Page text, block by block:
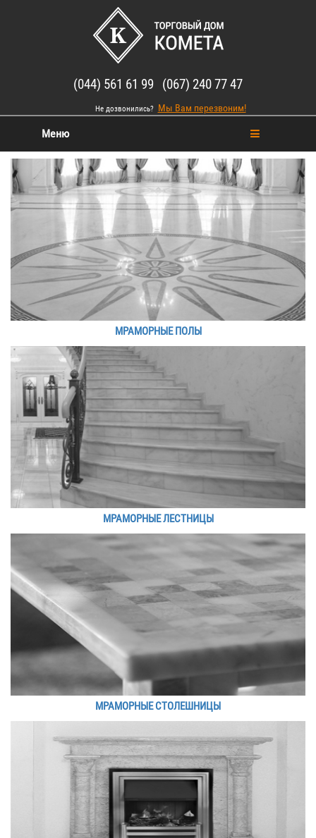
(044) 561 61 99 (067) 240 77 47
Не дозвонились? Мы Вам перезвоним!
Меню
МРАМОРНЫЕ ПОЛЫ
МРАМОРНЫЕ ЛЕСТНИЦЫ
МРАМОРНЫЕ СТОЛЕШНИЦЫ